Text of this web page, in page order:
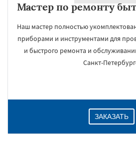
Мастер по ремонту
Наш мастер полностью
приборами и инструментами для
и быстрого ремонта и
Санкт-
ЗАКАЗАТЬ